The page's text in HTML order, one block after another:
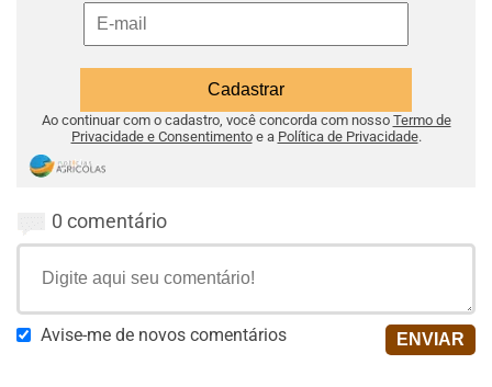
Ao continuar com o cadastro, você concorda com nosso Termo de
Privacidade e Consentimentoe a Política de Privacidade.
0 comentário
Avise-me de novos comentários